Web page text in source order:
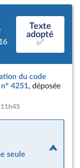
Texte
adopté
✅
du code
4251, déposée
11h45
seule